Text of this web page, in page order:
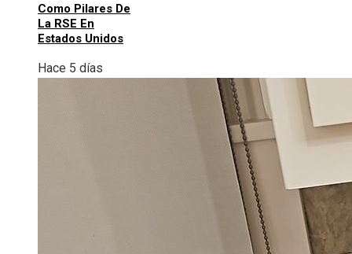
Como Pilares De
La RSE En
Estados Unidos
Hace 5 días